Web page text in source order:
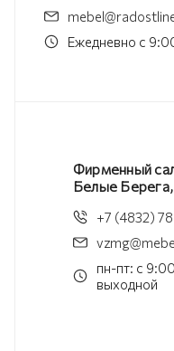
Ежедневно с
Фирменный
Белые
+7 (4832)
пн-пт: с
выходной